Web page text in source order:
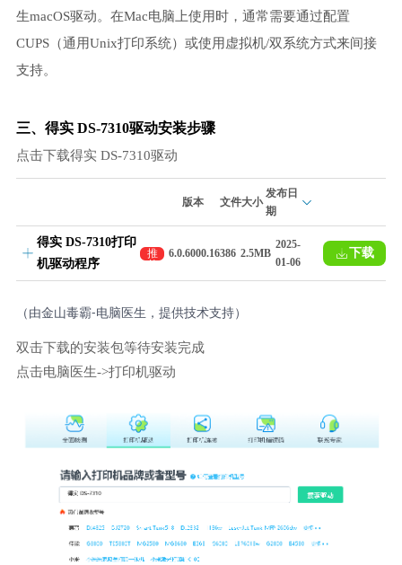
生macOS驱动。在Mac电脑上使用时，通常需要通过配置
CUPS（通用Unix打印系统）或使用虚拟机/双系统方式来间接
支持。
三、得实 DS-7310驱动安装步骤
点击下载得实 DS-7310驱动
版本 文件大小
发布日
期
得实 DS-7310打印
机驱动程序
推
荐
6.0.6000.16386 2.5MB
2025-
01-06
下载
（由金山毒霸-电脑医生，提供技术支持）
双击下载的安装包等待安装完成
点击电脑医生->打印机驱动